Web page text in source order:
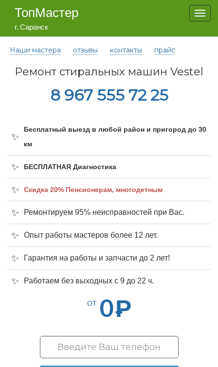
ТопМастер
г. Саранск
Наши мастера отзывы контакты прайс
Ремонт стиральных машин Vestel
8 967 555 72 25
Бесплатный выезд в любой район и пригород до 30
км
БЕСПЛАТНАЯ Диагностика
Cкидка 20% Пенсионерам, многодетным
Ремонтируем 95% неисправностей при Вас.
Опыт работы мастеров более 12 лет.
Гарантия на работы и запчасти до 2 лет!
Работаем без выходных с 9 до 22 ч.
ОТ 0Р